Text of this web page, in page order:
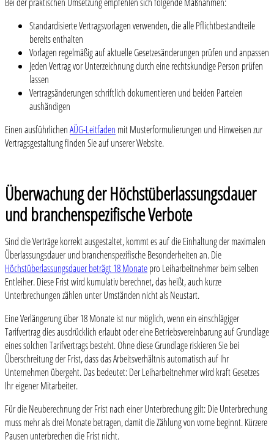
Bei der praktischen Umsetzung empfehlen sich folgende Maßnahmen:
Standardisierte Vertragsvorlagen verwenden, die alle Pflichtbestandteile
bereits enthalten
Vorlagen regelmäßig auf aktuelle Gesetzesänderungen prüfen und anpassen
Jeden Vertrag vor Unterzeichnung durch eine rechtskundige Person prüfen
lassen
Vertragsänderungen schriftlich dokumentieren und beiden Parteien
aushändigen
Einen ausführlichenAÜG-Leitfaden mit Musterformulierungen und Hinweisen zur
Vertragsgestaltung finden Sie auf unserer Website.
Überwachung der Höchstüberlassungsdauer
und branchenspezifische Verbote
Sind die Verträge korrekt ausgestaltet, kommt es auf die Einhaltung der maximalen
Überlassungsdauer und branchenspezifische Besonderheiten an. Die
Höchstüberlassungsdauer beträgt 18 Monatepro Leiharbeitnehmer beim selben
Entleiher. Diese Frist wird kumulativ berechnet, das heißt, auch kurze
Unterbrechungen zählen unter Umständen nicht als Neustart.
Eine Verlängerung über 18 Monate ist nur möglich, wenn ein einschlägiger
Tarifvertrag dies ausdrücklich erlaubt oder eine Betriebsvereinbarung auf Grundlage
eines solchen Tarifvertrags besteht. Ohne diese Grundlage riskieren Sie bei
Überschreitung der Frist, dass das Arbeitsverhältnis automatisch auf Ihr
Unternehmen übergeht. Das bedeutet: Der Leiharbeitnehmer wird kraft Gesetzes
Ihr eigener Mitarbeiter.
Für die Neuberechnung der Frist nach einer Unterbrechung gilt: Die Unterbrechung
muss mehr als drei Monate betragen, damit die Zählung von vorne beginnt. Kürzere
Pausen unterbrechen die Frist nicht.